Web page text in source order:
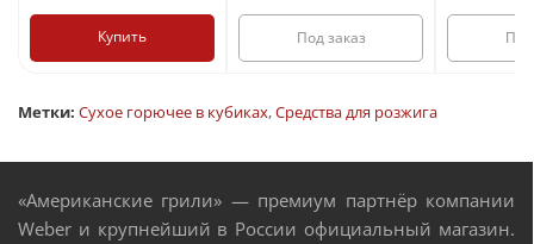
Купить Под заказ Под
Метки: Сухое горючее в кубиках,Средства для розжига
«Американские грили» — премиум партнёр компании
Weber и крупнейший в России официальный магазин.